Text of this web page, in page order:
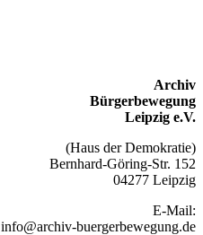
Archiv
Bürgerbewegung
Leipzig e.V.
(Haus der Demokratie)
Bernhard-Göring-Str. 152
04277 Leipzig
E-Mail:
info@archiv-buergerbewegung.de